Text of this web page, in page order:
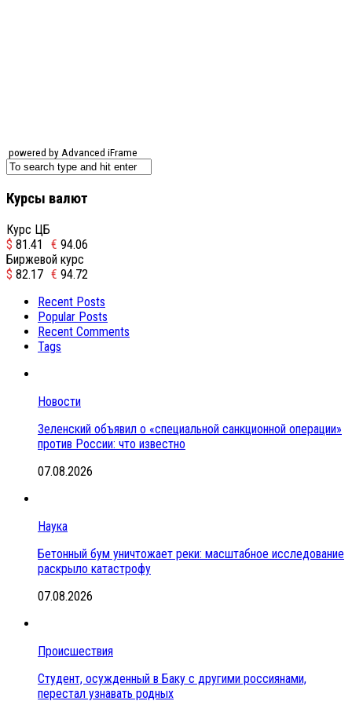
powered by Advanced iFrame
Курсы валют
Курс ЦБ
$ 81.41 € 94.06
Биржевой курс
$ 82.17 € 94.72
Recent Posts
Popular Posts
Recent Comments
Tags
Новости
Зеленский объявил о «специальной санкционной операции»
против России: что известно
07.08.2026
Наука
Бетонный бум уничтожает реки: масштабное исследование
раскрыло катастрофу
07.08.2026
Происшествия
Студент, осужденный в Баку с другими россиянами,
перестал узнавать родных